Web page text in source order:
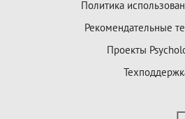
Политика
Рекомендательные
Проекты